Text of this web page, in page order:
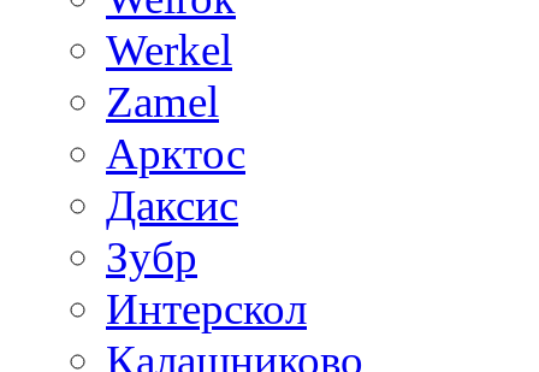
Werkel
Zamel
Арктос
Даксис
Зубр
Интерскол
Калашниково